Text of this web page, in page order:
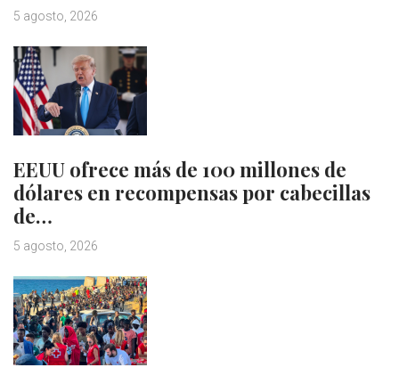
5 agosto, 2026
EEUU ofrece más de 100 millones de
dólares en recompensas por cabecillas
de…
5 agosto, 2026